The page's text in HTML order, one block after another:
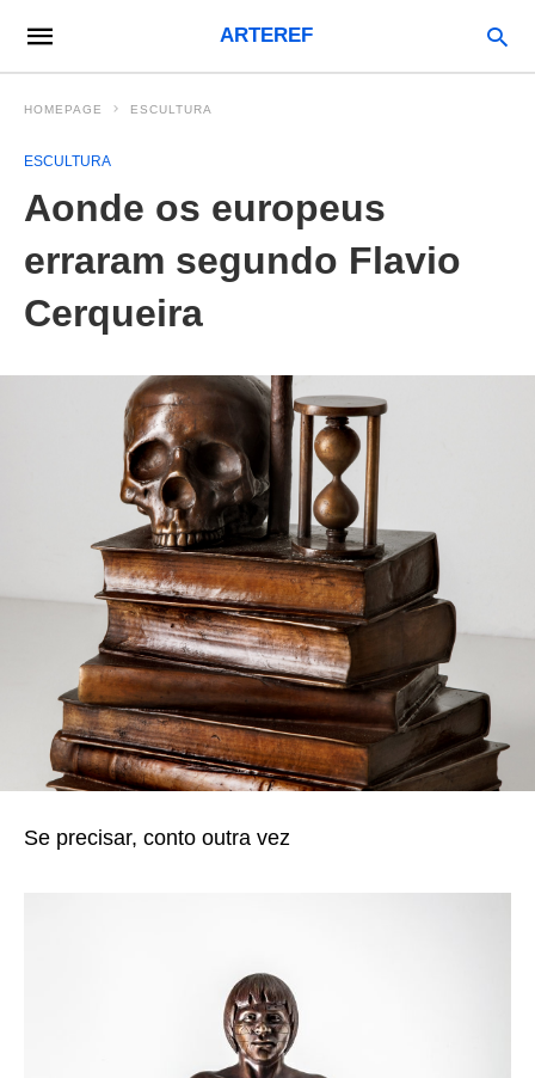
ARTEREF
HOMEPAGE ESCULTURA
ESCULTURA
Aonde os europeus
erraram segundo Flavio
Cerqueira
Se precisar, conto outra vez